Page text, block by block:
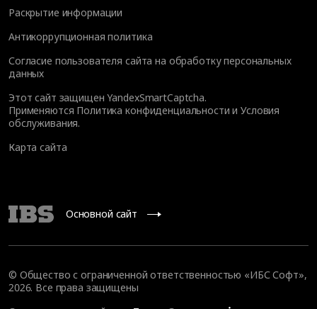
Раскрытие информации
Антикоррупционная политика
Согласие пользователя сайта на обработку персональных
данных
Этот сайт защищен YandexSmartCaptcha.
Применяются Политика конфиденциальности иУсловия
обслуживания.
Карта сайта
Основной сайт
© Общество с ограниченной ответственностью «ИБС Софт»,
2026. Все права защищены